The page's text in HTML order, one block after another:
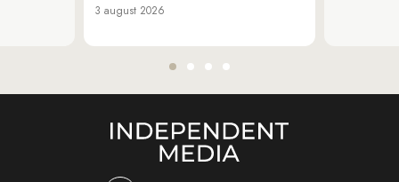
3 august 2026